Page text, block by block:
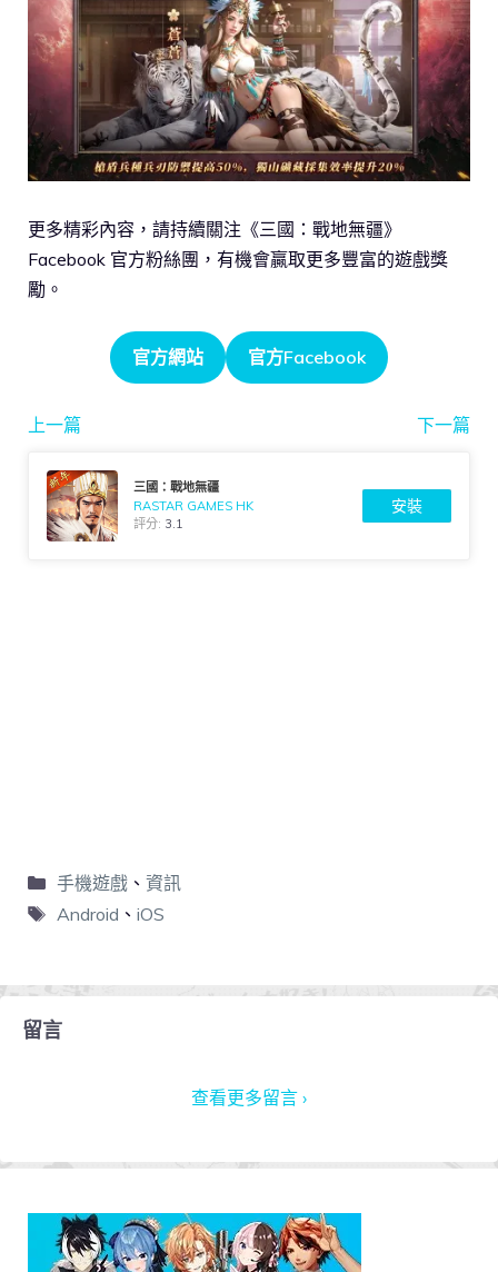
更多精彩內容，請持續關注《三國：戰地無疆》
Facebook 官方粉絲團，有機會贏取更多豐富的遊戲獎
勵。
官方網站 官方Facebook
上一篇 下一篇
三國：戰地無疆
RASTAR GAMES HK
評分: 3.1
安裝
手機遊戲、 資訊
Android 、 iOS
留言
查看更多留言 ›